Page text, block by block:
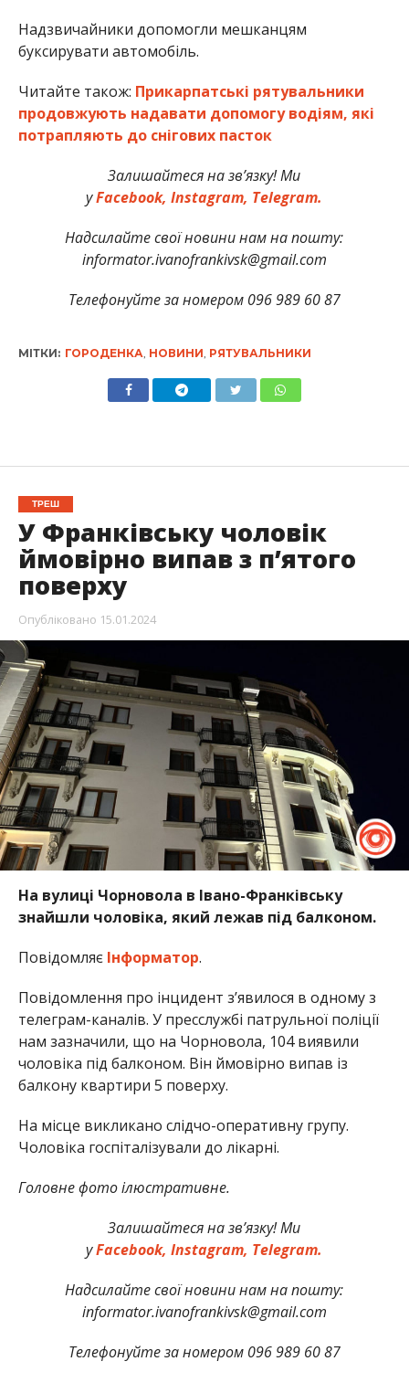
Надзвичайники допомогли мешканцям
буксирувати автомобіль.
Читайте також: Прикарпатські рятувальники
продовжують надавати допомогу водіям, які
потрапляють до снігових пасток
Залишайтеся на зв’язку! Ми
уFacebook, Instagram, Telegram.
Надсилайте свої новини нам на пошту:
informator.ivanofrankivsk@gmail.com
Телефонуйте за номером 096 989 60 87
МІТКИ: ГОРОДЕНКА НОВИНИ РЯТУВАЛЬНИКИ
ТРЕШ
У Франківську чоловік
ймовірно випав з п’ятого
поверху
Опубліковано 15.01.2024
На вулиці Чорновола в Івано-Франківську
знайшли чоловіка, який лежав під балконом.
ПовідомляєІнформатор.
Повідомлення про інцидент з’явилося в одному з
телеграм-каналів. У пресслужбі патрульної поліції
нам зазначили, що на Чорновола, 104 виявили
чоловіка під балконом. Він ймовірно випав із
балкону квартири 5 поверху.
На місце викликано слідчо-оперативну групу.
Чоловіка госпіталізували до лікарні.
Головне фото ілюстративне.
Залишайтеся на зв’язку! Ми
уFacebook, Instagram, Telegram.
Надсилайте свої новини нам на пошту:
informator.ivanofrankivsk@gmail.com
Телефонуйте за номером 096 989 60 87